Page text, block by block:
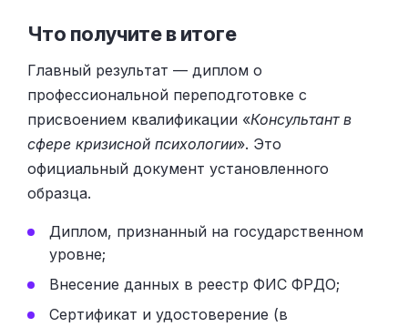
Что получите в итоге
Главный результат — диплом о
профессиональной переподготовке с
присвоением квалификации «Консультант в
сфере кризисной психологии». Это
официальный документ установленного
образца.
Диплом, признанный на государственном
уровне;
Внесение данных в реестр ФИС ФРДО;
Сертификат и удостоверение (в